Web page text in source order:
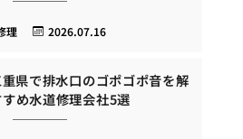
2026.07.16
理
重県で排水口のゴポゴポ音を解
め水道修理会社5選